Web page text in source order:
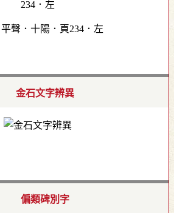
聲．十陽．頁234．左
金石文字辨異
偏類碑別字